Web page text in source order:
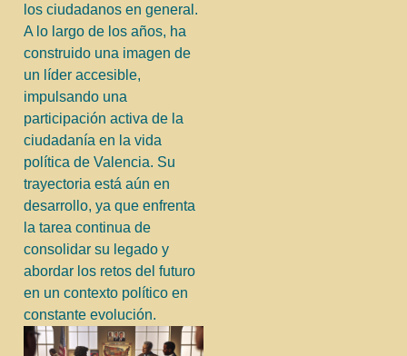
los ciudadanos en general.
A lo largo de los años, ha
construido una imagen de
un líder accesible,
impulsando una
participación activa de la
ciudadanía en la vida
política de Valencia. Su
trayectoria está aún en
desarrollo, ya que enfrenta
la tarea continua de
consolidar su legado y
abordar los retos del futuro
en un contexto político en
constante evolución.